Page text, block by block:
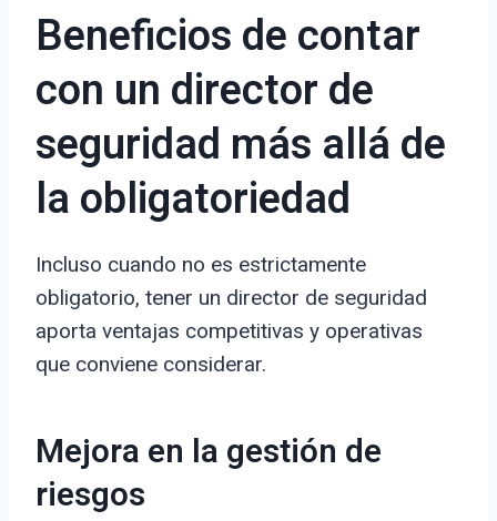
Beneficios de contar
con un director de
seguridad más allá de
la obligatoriedad
Incluso cuando no es estrictamente
obligatorio, tener un director de seguridad
aporta ventajas competitivas y operativas
que conviene considerar.
Mejora en la gestión de
riesgos